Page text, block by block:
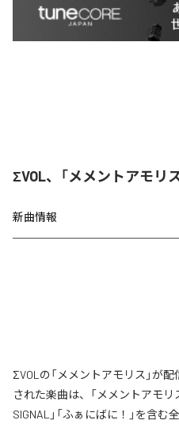
ΣVOL、「メメントアモリ
新曲情報
ΣVOLの「メメントアモリス」が
された楽曲は、「メメントアモリ
SIGNAL」「ふぁにばに！」を含む